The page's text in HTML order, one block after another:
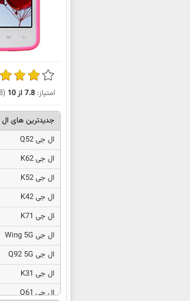
امتیاز:7.8از10
(
جدیدترین های
ال جی Q52
ال جی K62
ال جی K52
ال جی K42
ال جی K71
ال جی Wing 5G
ال جی Q92 5G
ال جی K31
ال جی Q61